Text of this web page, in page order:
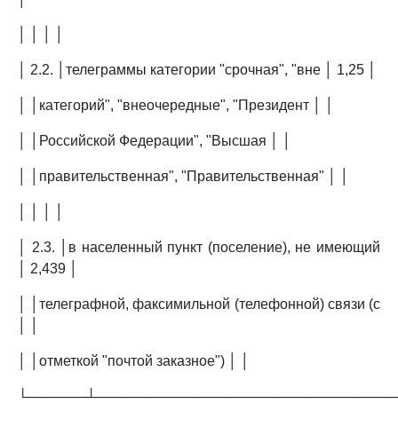
│ 2.2. │телеграммы категории "срочная", "вне │ 1,25 │
│ │категорий", "внеочередные", "Президент │ │
│ │Российской Федерации", "Высшая │ │
│ │правительственная", "Правительственная" │ │
│ 2.3. │в населенный пункт (поселение), не имеющий
│ 2,439 │
│ │телеграфной, факсимильной (телефонной) связи (с
│ │отметкой "почтой заказное") │ │